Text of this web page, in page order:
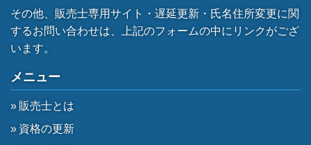
その他、販売士専用サイト・遅延更新・氏名住所変更に関
するお問い合わせは、上記のフォームの中にリンクがござ
います。
メニュー
販売士とは
資格の更新